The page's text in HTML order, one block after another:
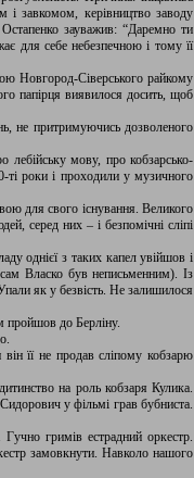
і завкомом, керівництво заводу
зауважив: “Даремно ти
для себе небезпечною і тому її
Новгород-Сіверського райкому
папірця виявилося досить, щоб
не притримуючись дозволеного
лебійську мову, про кобзарсько-
ті роки і проходили у музичного
для свого існування. Великого
серед них – і безпомічні сліпі
однієї з таких капел увійшов і
Власко був неписьменним). Із
як у безвість. Не залишилося
пройшов до Берліну.
її не продав сліпому кобзарю
на роль кобзаря Кулика.
у фільмі грав бубниста.
гримів естрадний оркестр.
замовкнути. Навколо нашого